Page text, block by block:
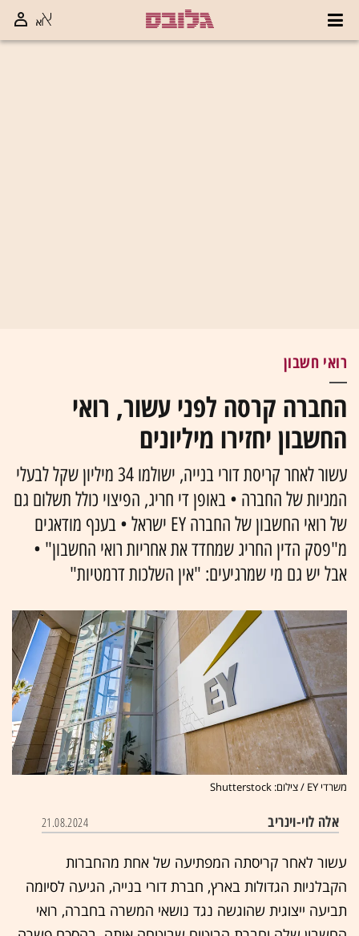
רואי חשבון
החברה קרסה לפני עשור, רואי
החשבון יחזירו מיליונים
עשור לאחר קריסת דורי בנייה, ישולמו 34 מיליון שקל לבעלי
המניות של החברה • באופן די חריג, הפיצוי כולל תשלום גם
של רואי החשבון של החברה EY ישראל • בענף מודאגים
מ"פסק הדין החריג שמחדד את אחריות רואי החשבון" •
אבל יש גם מי שמרגיעים: "אין השלכות דרמטיות"
משרדי EY / צילום: Shutterstock
אלה לוי-וינריב 21.08.2024
עשור לאחר קריסתה המפתיעה של אחת מהחברות
הקבלניות הגדולות בארץ, חברת דורי בנייה, הגיעה לסיומה
תביעה ייצוגית שהוגשה נגד נושאי המשרה בחברה, רואי